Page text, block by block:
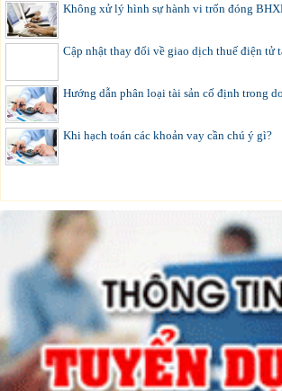
Không xử lý hình sự hành vi trốn đóng
Cập nhật thay đổi về giao dịch thuế điện tử
Hướng dẫn phân loại tài sản cố định trong
Khi hạch toán các khoản vay cần chú ý gì?